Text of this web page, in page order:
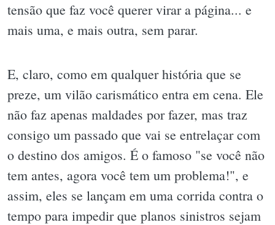
tensão que faz você querer virar a página... e
mais uma, e mais outra, sem parar.
E, claro, como em qualquer história que se
preze, um vilão carismático entra em cena. Ele
não faz apenas maldades por fazer, mas traz
consigo um passado que vai se entrelaçar com
o destino dos amigos. É o famoso "se você não
tem antes, agora você tem um problema!", e
assim, eles se lançam em uma corrida contra o
tempo para impedir que planos sinistros sejam